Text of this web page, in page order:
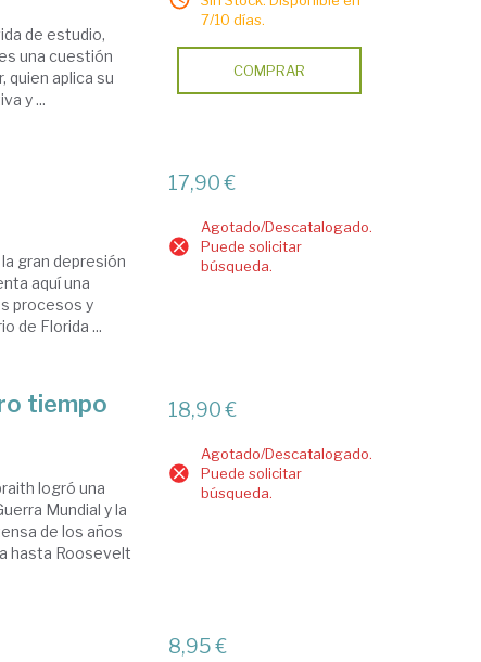
de estudio,
una cuestión
quien aplica su
y ...
7/10 días.
COMPRAR
gran depresión
aquí una
procesos y
de Florida ...
17,90 €
Agotado/Descatalogado.
Puede solicitar
búsqueda.
tiempo
logró una
Mundial y la
de los años
hasta Roosevelt
18,90 €
Agotado/Descatalogado.
Puede solicitar
búsqueda.
8,95 €